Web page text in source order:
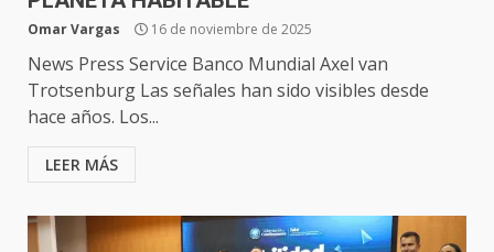
Omar Vargas 16 de noviembre de 2025
News Press Service Banco Mundial Axel van
Trotsenburg Las señales han sido visibles desde
hace años. Los...
LEER MÁS